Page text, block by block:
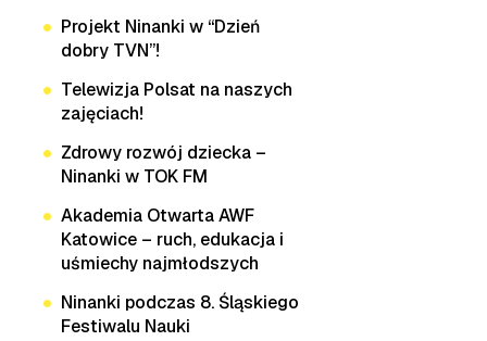
Projekt Ninanki w “Dzień
dobry TVN”!
Telewizja Polsat na naszych
zajęciach!
Zdrowy rozwój dziecka –
Ninanki w TOK FM
Akademia Otwarta AWF
Katowice – ruch, edukacja i
uśmiechy najmłodszych
Ninanki podczas 8. Śląskiego
Festiwalu Nauki